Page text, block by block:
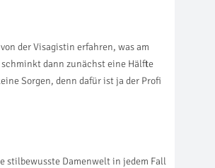
der Visagistin erfahren, was am
schminkt dann zunächst eine Hälfte
Sorgen, denn dafür ist ja der Profi
stilbewusste Damenwelt in jedem Fall